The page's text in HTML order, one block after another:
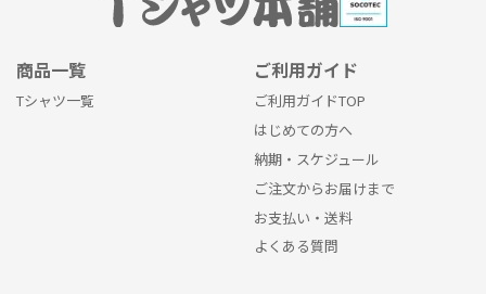
商品一覧
Tシャツ一覧
ご利用ガイド
ご利用ガイドTOP
はじめての方へ
納期・スケジュール
ご注文からお届けまで
お支払い・送料
よくある質問